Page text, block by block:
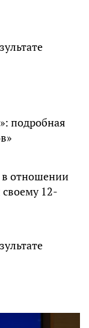
подробная
в отношении
12-